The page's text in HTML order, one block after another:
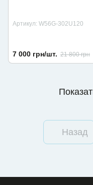
Артикул: W56G-302U120
7 000 грн/шт. 21 800 грн
Назад